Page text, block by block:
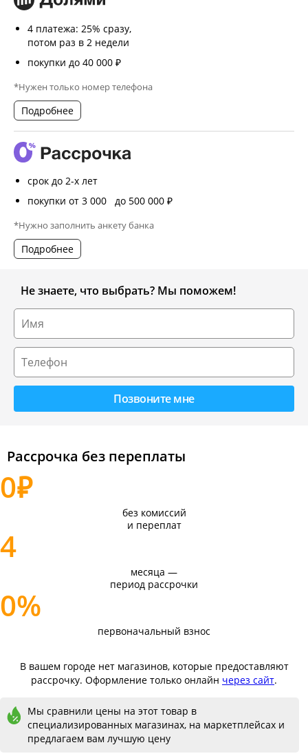
4 платежа: 25% сразу,
потом раз в 2 недели
покупки до 40 000 ₽
*Нужен только номер телефона
Подробнее
срок до 2-х лет
покупки от 3 000 до 500 000 ₽
*Нужно заполнить анкету банка
Подробнее
Не знаете, что выбрать? Мы поможем!
Рассрочка без переплаты
0₽
без комиссий
и переплат
4
месяца —
период рассрочки
0%
первоначальный взнос
В вашем городе нет магазинов, которые предоставляют
рассрочку. Оформление только онлайн через сайт.
Мы сравнили цены на этот товар в
специализированных магазинах, на маркетплейсах и
предлагаем вам лучшую цену